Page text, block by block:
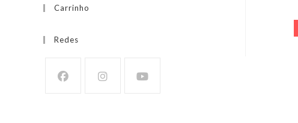
Carrinho
Redes